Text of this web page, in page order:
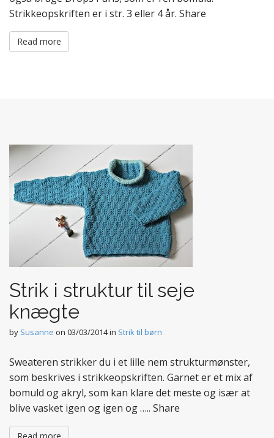
Strikkeopskriften er i str. 3 eller 4 år. Share
Read more
Strik i struktur til seje
knægte
by Susanne on 03/03/2014in Strik til børn
Sweateren strikker du i et lille nem strukturmønster,
som beskrives i strikkeopskriften. Garnet er et mix af
bomuld og akryl, som kan klare det meste og især at
blive vasket igen og igen og ….. Share